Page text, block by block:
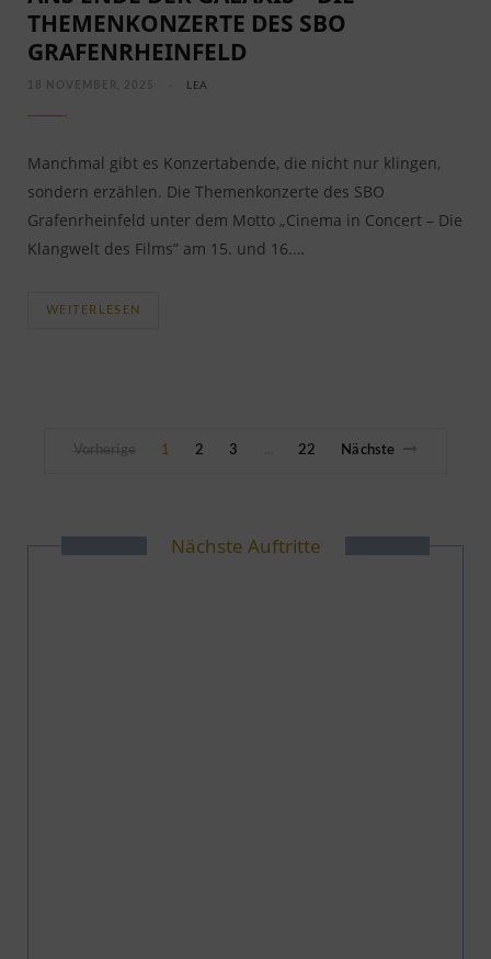
THEMENKONZERTE DES SBO
GRAFENRHEINFELD
LEA
Manchmal gibt es Konzertabende, die nicht nur klingen,
sondern erzählen. Die Themenkonzerte des SBO
Grafenrheinfeld unter dem Motto „Cinema in Concert – Die
Klangwelt des Films” am 15. und 16.…
WEITERLESEN
1 2 3 22 Nächste
Nächste Auftritte